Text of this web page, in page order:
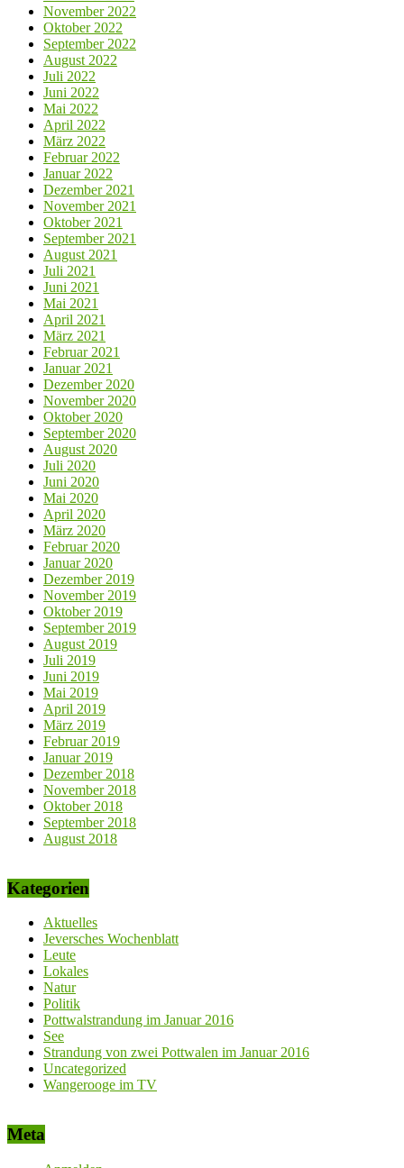
November 2022
Oktober 2022
September 2022
August 2022
Juli 2022
Juni 2022
Mai 2022
April 2022
März 2022
Februar 2022
Januar 2022
Dezember 2021
November 2021
Oktober 2021
September 2021
August 2021
Juli 2021
Juni 2021
Mai 2021
April 2021
März 2021
Februar 2021
Januar 2021
Dezember 2020
November 2020
Oktober 2020
September 2020
August 2020
Juli 2020
Juni 2020
Mai 2020
April 2020
März 2020
Februar 2020
Januar 2020
Dezember 2019
November 2019
Oktober 2019
September 2019
August 2019
Juli 2019
Juni 2019
Mai 2019
April 2019
März 2019
Februar 2019
Januar 2019
Dezember 2018
November 2018
Oktober 2018
September 2018
August 2018
Kategorien
Aktuelles
Jeversches Wochenblatt
Leute
Lokales
Natur
Politik
Pottwalstrandung im Januar 2016
See
Strandung von zwei Pottwalen im Januar 2016
Uncategorized
Wangerooge im TV
Meta